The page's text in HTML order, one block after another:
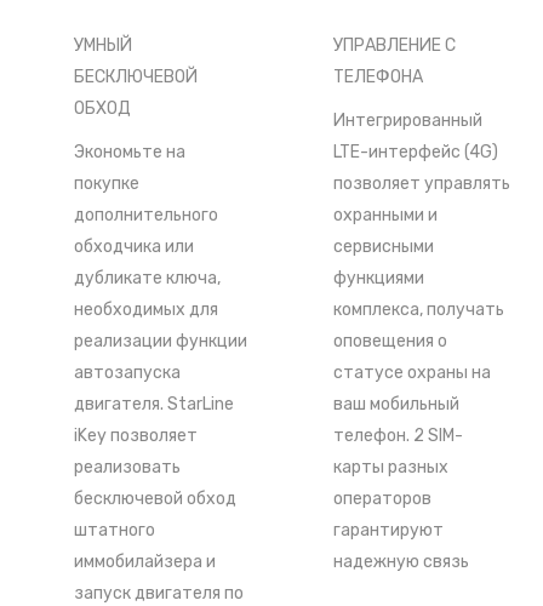
УМНЫЙ
БЕСКЛЮЧЕВОЙ
ОБХОД
Экономьте на
покупке
дополнительного
обходчика или
дубликате ключа,
необходимых для
реализации функции
автозапуска
двигателя. StarLine
iKey позволяет
реализовать
бесключевой обход
штатного
иммобилайзера и
запуск двигателя по
УПРАВЛЕНИЕ С
ТЕЛЕФОНА
Интегрированный
LTE-интерфейс (4G)
позволяет управлять
охранными и
сервисными
функциями
комплекса, получать
оповещения о
статусе охраны на
ваш мобильный
телефон. 2 SIM-
карты разных
операторов
гарантируют
надежную связь